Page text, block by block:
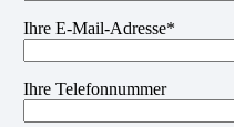
Ihre E-Mail-Adresse*
Ihre Telefonnummer